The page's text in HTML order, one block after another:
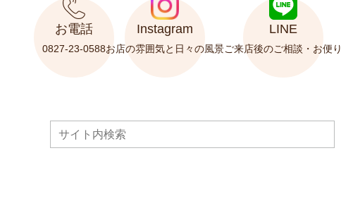
お電話
0827-23-0588
Instagram
お店の雰囲気と 日々の風景
LINE
ご来店後のご相談・お便り